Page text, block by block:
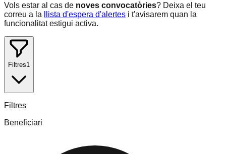
Vols estar al cas de noves convocatòries? Deixa el teu
correu a la
llista d'espera d'alertes i t'avisarem quan la
funcionalitat estigui activa.
Filtres1
Filtres
Beneficiari